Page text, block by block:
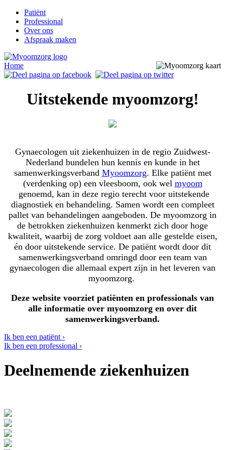
Patiënt
Professional
Over ons
Afspraak maken
Home
Uitstekende myoomzorg!
Gynaecologen uit ziekenhuizen in de regio Zuidwest-
Nederland bundelen hun kennis en kunde in het
samenwerkingsverband Myoomzorg. Elke patiënt met
(verdenking op) een vleesboom, ook wel myoom
genoemd, kan in deze regio terecht voor uitstekende
diagnostiek en behandeling. Samen wordt een compleet
pallet van behandelingen aangeboden. De myoomzorg in
de betrokken ziekenhuizen kenmerkt zich door hoge
kwaliteit, waarbij de zorg voldoet aan alle gestelde eisen,
én door uitstekende service. De patiënt wordt door dit
samenwerkingsverband omringd door een team van
gynaecologen die allemaal expert zijn in het leveren van
myoomzorg.
Deze website voorziet patiënten en professionals van
alle informatie over myoomzorg en over dit
samenwerkingsverband.
Ik ben een patiënt ›
Ik ben een professional ›
Deelnemende ziekenhuizen